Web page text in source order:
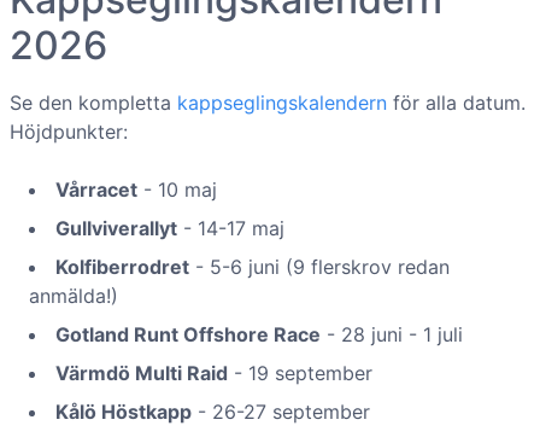
2026
Se den kompletta kappseglingskalendern för alla datum.
Höjdpunkter:
Vårracet - 10 maj
Gullviverallyt - 14-17 maj
Kolfiberrodret - 5-6 juni (9 flerskrov redan
anmälda!)
Gotland Runt Offshore Race - 28 juni - 1 juli
Värmdö Multi Raid - 19 september
Kålö Höstkapp - 26-27 september